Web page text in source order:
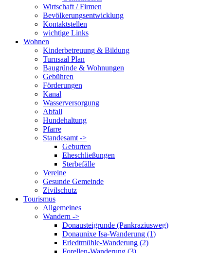
Wirtschaft / Firmen
Bevölkerungsentwicklung
Kontaktstellen
wichtige Links
Wohnen
Kinderbetreuung & Bildung
Turnsaal Plan
Baugründe & Wohnungen
Gebühren
Förderungen
Kanal
Wasserversorgung
Abfall
Hundehaltung
Pfarre
Standesamt ->
Geburten
Eheschließungen
Sterbefälle
Vereine
Gesunde Gemeinde
Zivilschutz
Tourismus
Allgemeines
Wandern ->
Donausteigrunde (Pankraziusweg)
Donaunixe Isa-Wanderung (1)
Erledtmühle-Wanderung (2)
Forellen-Wanderung (3)